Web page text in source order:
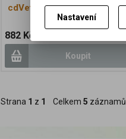
cdVet Senior - Cat 250 g
882 Kč
Koupit
Strana 1 z 1 Celkem 5 záznamů
Nastavení